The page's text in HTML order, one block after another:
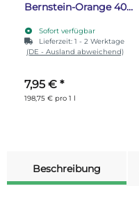
Bernstein-Orange 40
Sofort verfügbar
Lieferzeit: 1 - 2 Werktage
(DE - Ausland abweichend)
7,95 € *
198,75 € pro 1 l
Beschreibung